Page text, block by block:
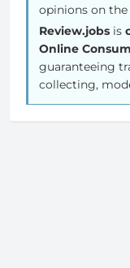
opinions on
Review.jobs is
Online
guaranteeing
collecting,